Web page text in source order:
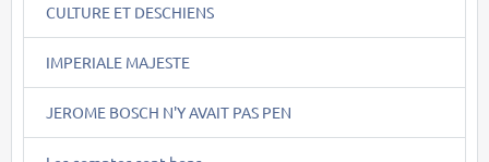
CULTURE ET DESCHIENS
IMPERIALE MAJESTE
JEROME BOSCH N'Y AVAIT PAS PEN